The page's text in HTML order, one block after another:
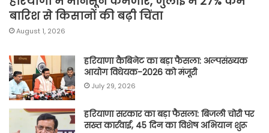
बारिश से किसानों की बढ़ी चिंता
August 1, 2026
हरियाणा कैबिनेट का बड़ा फैसला: अल्पसंख्यक
आयोग विधेयक-2026 को मंजूरी
July 29, 2026
हरियाणा सरकार का बड़ा फैसला: बिजली चोरी पर
सख्त कार्रवाई, 45 दिन का विशेष अभियान शुरू